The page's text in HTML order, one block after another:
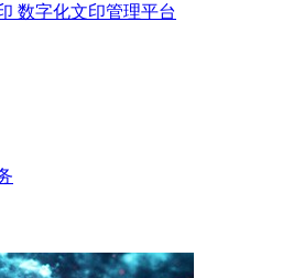
数字化文印管理平台